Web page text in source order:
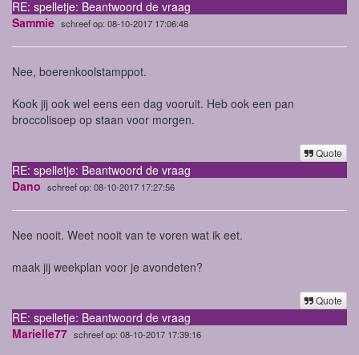
RE: spelletje: Beantwoord de vraag
Sammie schreef op: 08-10-2017 17:06:48
Nee, boerenkoolstamppot.
Kook jij ook wel eens een dag vooruit. Heb ook een pan
broccolisoep op staan voor morgen.
Quote
RE: spelletje: Beantwoord de vraag
Dano schreef op: 08-10-2017 17:27:56
Nee nooit. Weet nooit van te voren wat ik eet.
maak jij weekplan voor je avondeten?
Quote
RE: spelletje: Beantwoord de vraag
Marielle77 schreef op: 08-10-2017 17:39:16